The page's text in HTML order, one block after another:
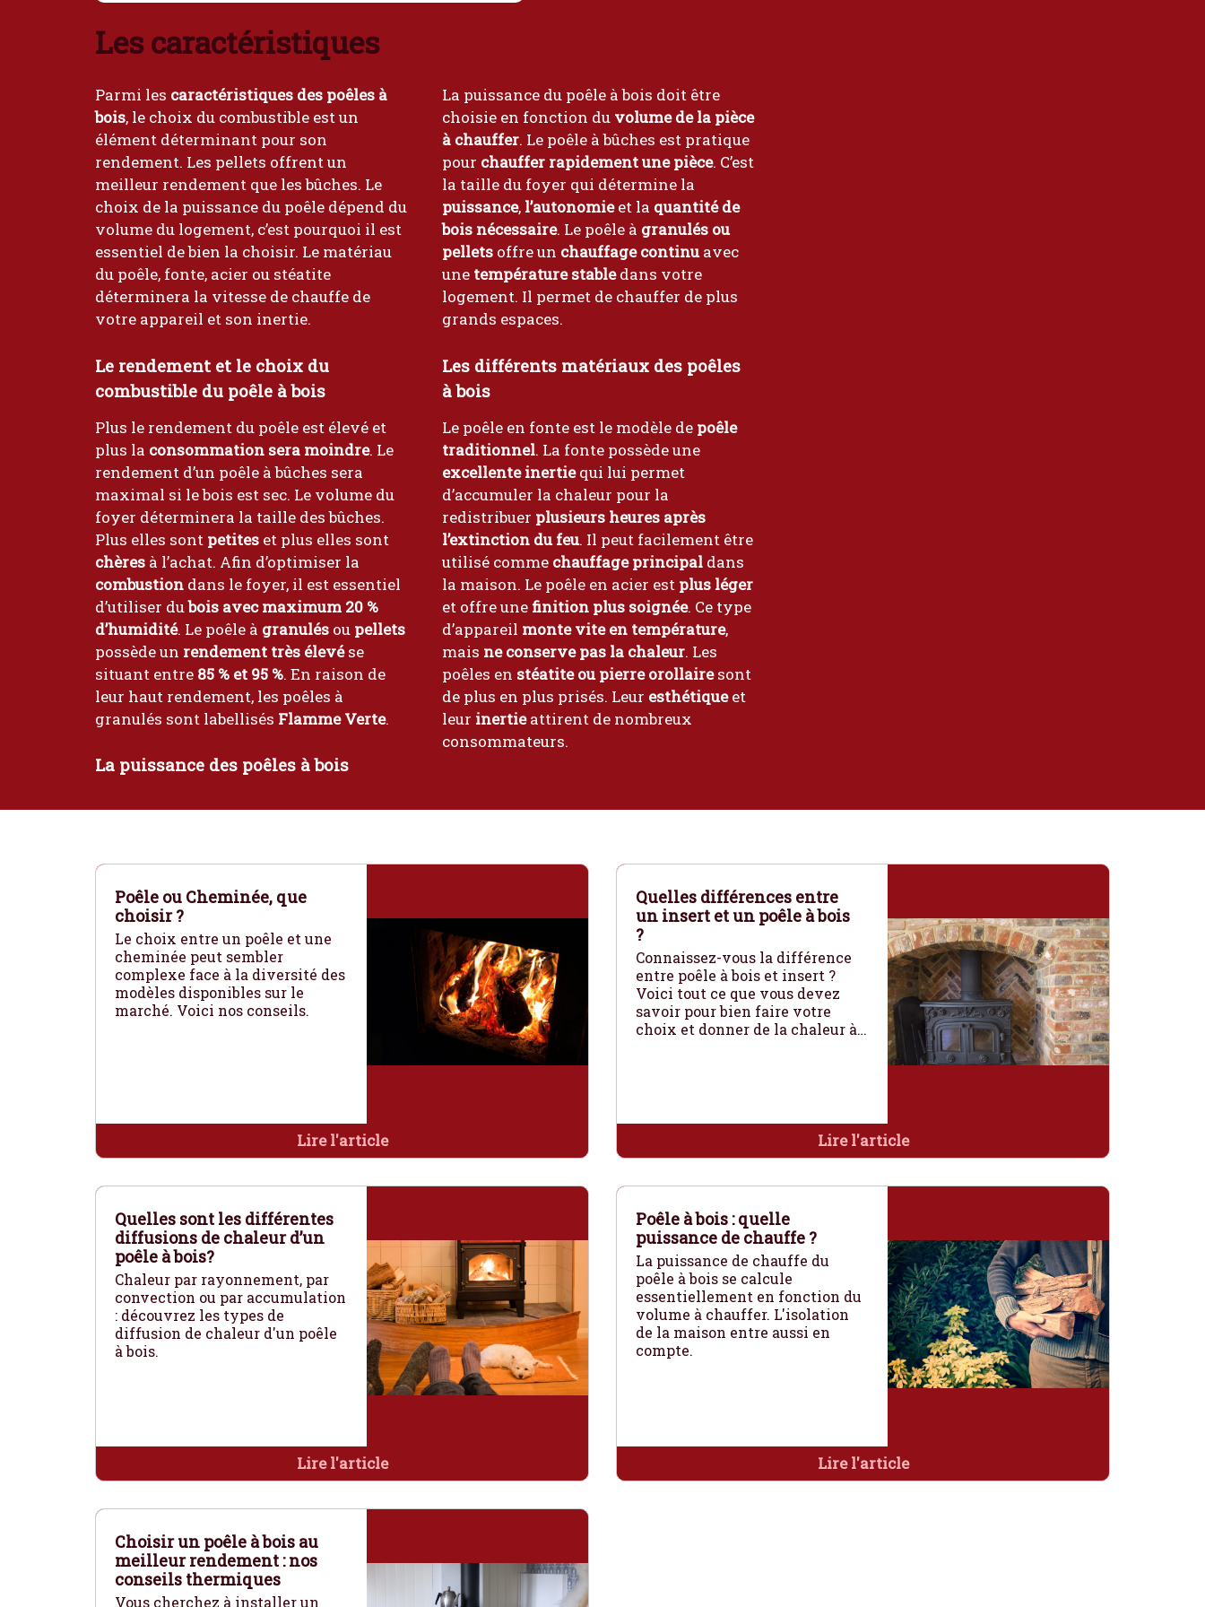
Les caractéristiques
Parmi les caractéristiques des poêles à
bois, le choix du combustible est un
élément déterminant pour son
rendement. Les pellets offrent un
meilleur rendement que les bûches. Le
choix de la puissance du poêle dépend du
volume du logement, c’est pourquoi il est
essentiel de bien la choisir. Le matériau
du poêle, fonte, acier ou stéatite
déterminera la vitesse de chauffe de
votre appareil et son inertie.
Le rendement et le choix du
combustible du poêle à bois
Plus le rendement du poêle est élevé et
plus la consommation sera moindre. Le
rendement d’un poêle à bûches sera
maximal si le bois est sec. Le volume du
foyer déterminera la taille des bûches.
Plus elles sont petites et plus elles sont
chères à l’achat. Afin d’optimiser la
combustion dans le foyer, il est essentiel
d’utiliser dubois avec maximum 20 %
d’humidité. Le poêle à granulés ou pellets
possède un rendement très élevése
situant entre 85 % et 95 %. En raison de
leur haut rendement, les poêles à
granulés sont labellisés Flamme Verte.
La puissance des poêles à bois
La puissance du poêle à bois doit être
choisie en fonction du volume de la pièce
à chauffer. Le poêle à bûches est pratique
pour chauffer rapidement une pièce. C’est
la taille du foyer qui détermine la
puissance, l’autonomieet la quantité de
bois nécessaire. Le poêle à granulés ou
pellets offre un chauffage continuavec
une température stabledans votre
logement. Il permet de chauffer de plus
grands espaces.
Les différents matériaux des poêles
à bois
Le poêle en fonte est le modèle de poêle
traditionnel. La fonte possède une
excellente inertiequi lui permet
d’accumuler la chaleur pour la
redistribuer plusieurs heures après
l’extinction du feu. Il peut facilement être
utilisé comme chauffage principal dans
la maison. Le poêle en acier est plus léger
et offre une finition plus soignée. Ce type
d’appareil monte vite en température,
mais ne conserve pas la chaleur. Les
poêles en stéatite ou pierre orollairesont
de plus en plus prisés. Leur esthétiqueet
leur inertieattirent de nombreux
consommateurs.
Poêle ou Cheminée, que
choisir ?
Le choix entre un poêle et une
cheminée peut sembler
complexe face à la diversité des
modèles disponibles sur le
marché. Voici nos conseils.
Lire l'article
Quelles différences entre
un insert et un poêle à bois
?
Connaissez-vous la différence
entre poêle à bois et insert ?
Voici tout ce que vous devez
savoir pour bien faire votre
choix et donner de la chaleur à…
Lire l'article
Quelles sont les différentes
diffusions de chaleur d’un
poêle à bois?
Chaleur par rayonnement, par
convection ou par accumulation
: découvrez les types de
diffusion de chaleur d'un poêle
à bois.
Lire l'article
Poêle à bois : quelle
puissance de chauffe ?
La puissance de chauffe du
poêle à bois se calcule
essentiellement en fonction du
volume à chauffer. L'isolation
de la maison entre aussi en
compte.
Lire l'article
Choisir un poêle à bois au
meilleur rendement : nos
conseils thermiques
Vous cherchez à installer un